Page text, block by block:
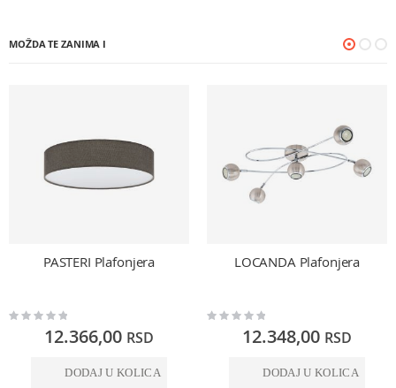
MOŽDA TE ZANIMA I
PASTERI Plafonjera
Rating:
12.366,00 RSD
DODAJ U KOLICA
LOCANDA Plafonjera
Rating:
12.348,00 RSD
DODAJ U KOLICA